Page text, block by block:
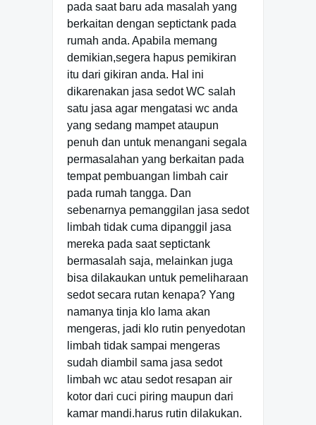
pada saat baru ada masalah yang
berkaitan dengan septictank pada
rumah anda. Apabila memang
demikian,segera hapus pemikiran
itu dari gikiran anda. Hal ini
dikarenakan jasa sedot WC salah
satu jasa agar mengatasi wc anda
yang sedang mampet ataupun
penuh dan untuk menangani segala
permasalahan yang berkaitan pada
tempat pembuangan limbah cair
pada rumah tangga. Dan
sebenarnya pemanggilan jasa sedot
limbah tidak cuma dipanggil jasa
mereka pada saat septictank
bermasalah saja, melainkan juga
bisa dilakaukan untuk pemeliharaan
sedot secara rutan kenapa? Yang
namanya tinja klo lama akan
mengeras, jadi klo rutin penyedotan
limbah tidak sampai mengeras
sudah diambil sama jasa sedot
limbah wc atau sedot resapan air
kotor dari cuci piring maupun dari
kamar mandi.harus rutin dilakukan.